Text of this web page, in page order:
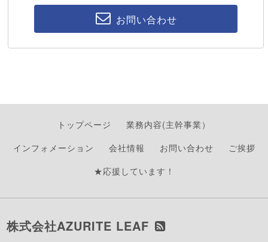
お問い合わせ
トップページ
業務内容(主幹事業）
インフォメーション
会社情報 お問い合わせ
ご挨拶
★応援しています！
株式会社AZURITE LEAF